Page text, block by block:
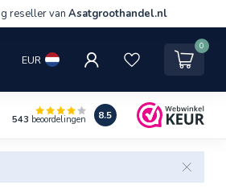
reseller van Asatgroothandel.nl
EUR
0
543 beoordelingen 8.5